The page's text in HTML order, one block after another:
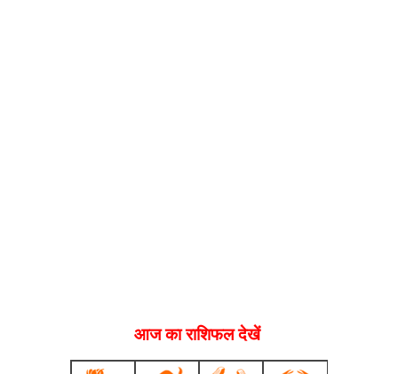
आज का राशिफल देखें